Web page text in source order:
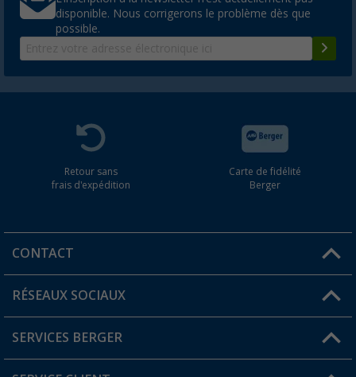
disponible. Nous corrigerons le problème dès que
possible.
Retour sans
frais d'expédition
Carte de fidélité
Berger
CONTACT
Une question ?
Trouver une magasin
RÉSEAUX SOCIAUX
SERVICES BERGER